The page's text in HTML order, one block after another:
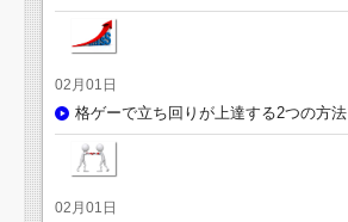
02月01日
格ゲーで立ち回りが上達する2つの方法
02月01日